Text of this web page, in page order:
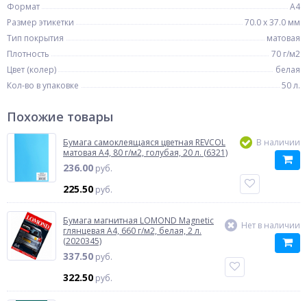
Формат
A4
Размер этикетки
70.0 x 37.0 мм
Тип покрытия
матовая
Плотность
70 г/м2
Цвет (колер)
белая
Кол-во в упаковке
50 л.
Похожие товары
Бумага самоклеящаяся цветная REVCOL
матовая A4, 80 г/м2, голубая, 20 л. (6321)
236.00 руб.
225.50 руб.
В наличии
Бумага магнитная LOMOND Magnetic
глянцевая A4, 660 г/м2, белая, 2 л.
(2020345)
337.50 руб.
322.50 руб.
Нет в наличии